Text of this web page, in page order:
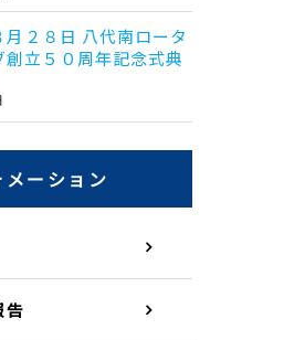
２８日 八代南ロータ
創立５０周年記念式典
ーション
告